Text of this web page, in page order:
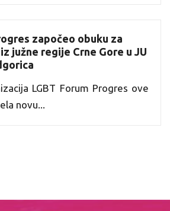
započeo obuku za
južne regije Crne Gore u JU
LGBT Forum Progres ove
novu...